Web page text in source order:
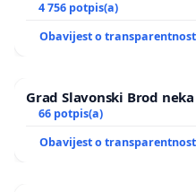
4 756 potpis(a)
Obavijest o
Grad Slavonski Brod
66 potpis(a)
Obavijest o